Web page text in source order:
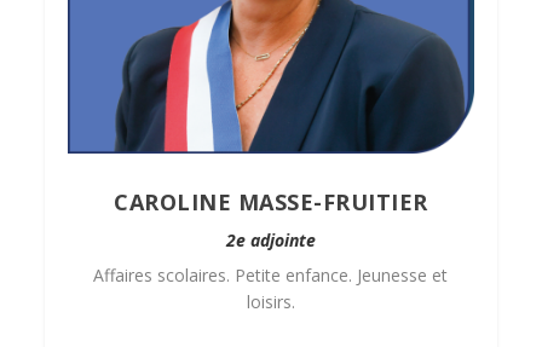
CAROLINE MASSE-FRUITIER
2e adjointe
Affaires scolaires. Petite enfance. Jeunesse et
loisirs.